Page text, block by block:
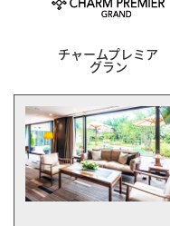
チャームプレミア
グラン